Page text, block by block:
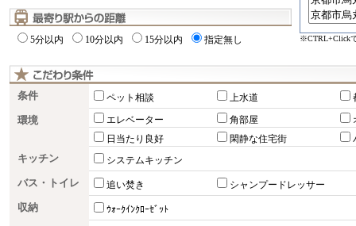
5分以内 10分以内 15分以内 指定無し ※CTRL+Click
条件 ペット相談 上水道
環境 エレベーター 角部屋
日当たり良好
閑静な住宅街
キッチン システムキッチン
バス・トイレ 追い焚き シャンプードレッサー
収納 ｳｫｰｸｲﾝｸﾛｰｾﾞｯﾄ